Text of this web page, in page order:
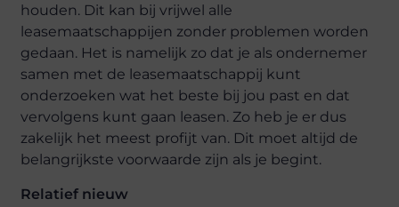
houden. Dit kan bij vrijwel alle
leasemaatschappijen zonder problemen worden
gedaan. Het is namelijk zo dat je als ondernemer
samen met de leasemaatschappij kunt
onderzoeken wat het beste bij jou past en dat
vervolgens kunt gaan leasen. Zo heb je er dus
zakelijk het meest profijt van. Dit moet altijd de
belangrijkste voorwaarde zijn als je begint.
Relatief nieuw